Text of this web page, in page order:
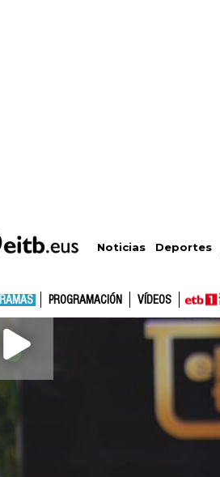
Noticias Deportes
PROGRAMACIÓN VÍDEOS